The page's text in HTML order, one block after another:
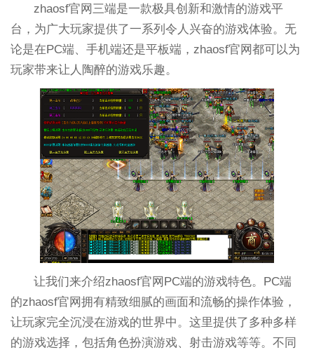
zhaosf官网三端是一款极具创新和激情的游戏平
台，为广大玩家提供了一系列令人兴奋的游戏体验。无
论是在PC端、手机端还是平板端，zhaosf官网都可以为
玩家带来让人陶醉的游戏乐趣。
让我们来介绍zhaosf官网PC端的游戏特色。PC端
的zhaosf官网拥有精致细腻的画面和流畅的操作体验，
让玩家完全沉浸在游戏的世界中。这里提供了多种多样
的游戏选择，包括角色扮演游戏、射击游戏等等。不同